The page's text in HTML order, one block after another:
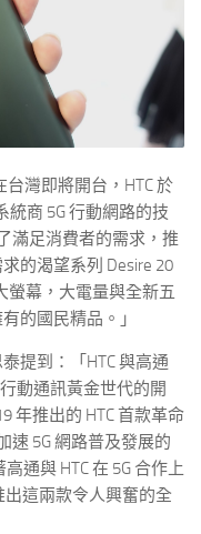
台灣即將開台，HTC 於
統商 5G 行動網路的技
滿足消費者的需求，推
的渴望系列 Desire 20
螢幕，大電量與全新五
的國民精品。」
提到：「HTC 與高通
動通訊黃金世代的開
年推出的 HTC 首款革命
速 5G 網路普及發展的
通與 HTC 在 5G 合作上
出這兩款令人興奮的全